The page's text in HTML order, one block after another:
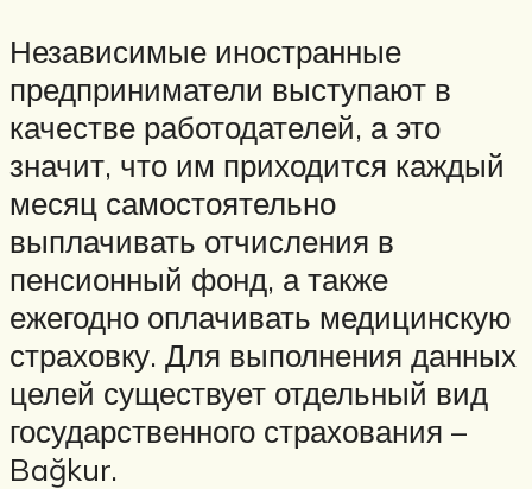
Независимые иностранные
предприниматели выступают в
качестве работодателей, а это
значит, что им приходится каждый
месяц самостоятельно
выплачивать отчисления в
пенсионный фонд, а также
ежегодно оплачивать медицинскую
страховку. Для выполнения данных
целей существует отдельный вид
государственного страхования –
Bağkur.